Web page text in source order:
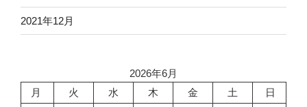
2021年12月
2026年6月
月
火 水 木 金 土
日